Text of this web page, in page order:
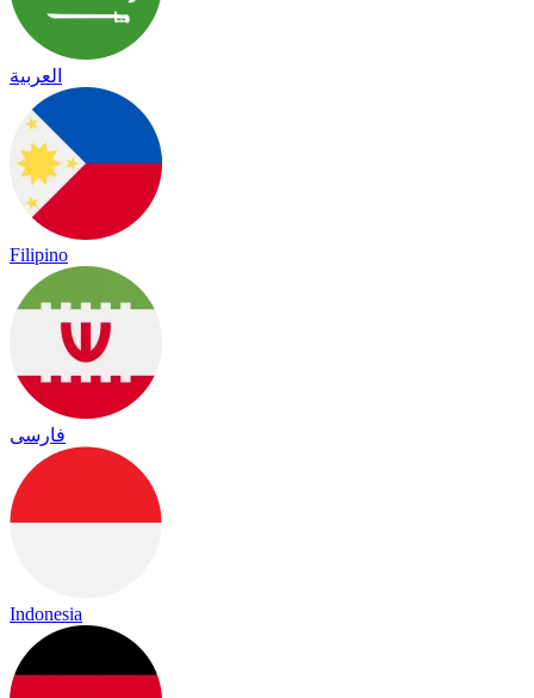
العربية
Filipino
فارسی
Indonesia